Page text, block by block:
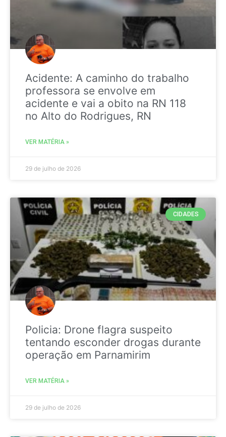
Acidente: A caminho do trabalho
professora se envolve em
acidente e vai a obito na RN 118
no Alto do Rodrigues, RN
VER MATÉRIA »
29 de julho de 2026
CIDADES
Policia: Drone flagra suspeito
tentando esconder drogas durante
operação em Parnamirim
VER MATÉRIA »
29 de julho de 2026